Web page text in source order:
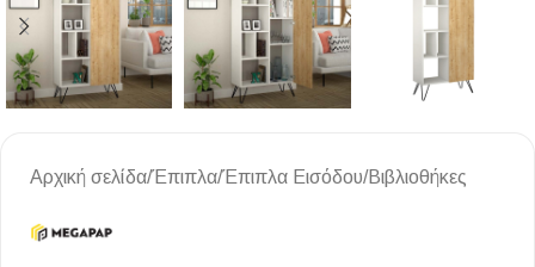
Αρχική σελίδα/Έπιπλα/Έπιπλα Εισόδου/Βιβλιοθήκες